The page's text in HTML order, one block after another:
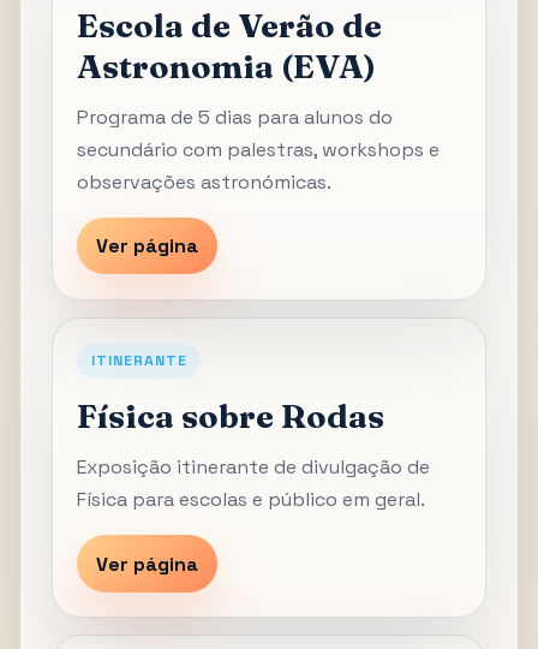
Escola de Verão de
Astronomia (EVA)
Programa de 5 dias para alunos do
secundário com palestras, workshops e
observações astronómicas.
Ver página
ITINERANTE
Física sobre Rodas
Exposição itinerante de divulgação de
Física para escolas e público em geral.
Ver página